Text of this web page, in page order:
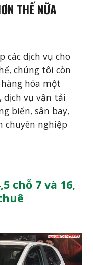
THẾ NỮA
các dịch vụ cho
chúng tôi còn
hóa một
dịch vụ vận tải
biển, sân bay,
chuyên nghiệp
chỗ 7 và 16,